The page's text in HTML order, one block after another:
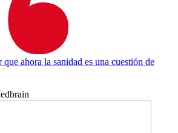
que ahora la sanidad es una cuestión de